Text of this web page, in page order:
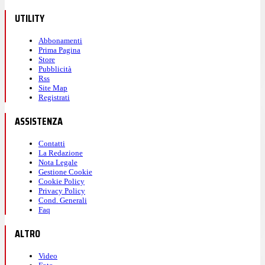
UTILITY
Abbonamenti
Prima Pagina
Store
Pubblicità
Rss
Site Map
Registrati
ASSISTENZA
Contatti
La Redazione
Nota Legale
Gestione Cookie
Cookie Policy
Privacy Policy
Cond. Generali
Faq
ALTRO
Video